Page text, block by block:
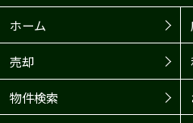
ホーム
売却
物件検索